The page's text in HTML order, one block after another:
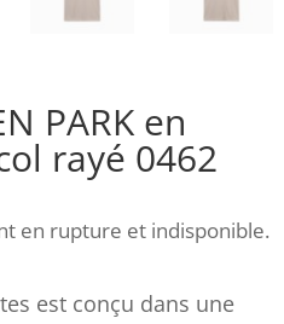
PARK en
rayé 0462
en rupture et indisponible.
est conçu dans une